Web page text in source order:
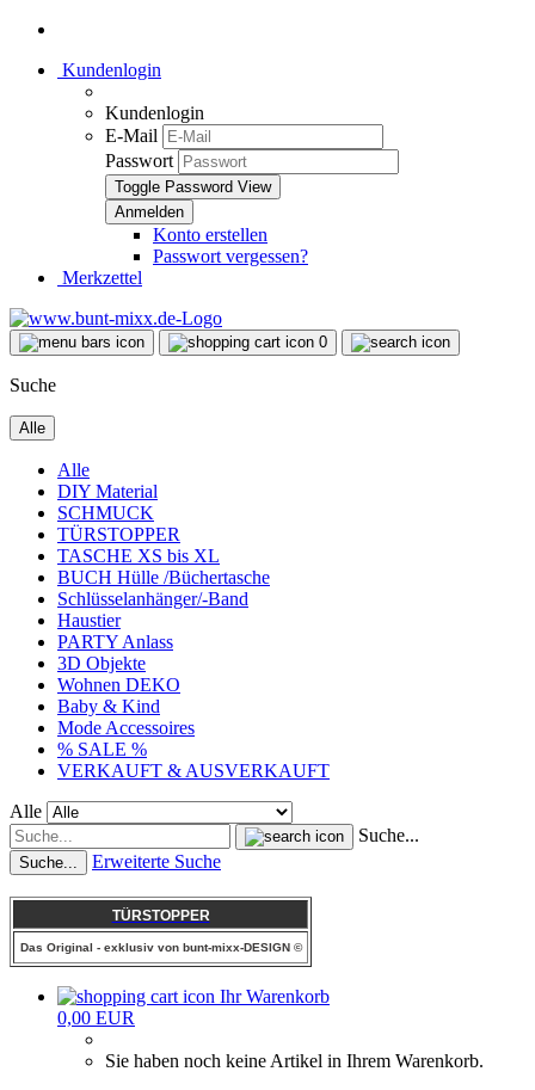
Kundenlogin
Kundenlogin
E-Mail
Passwort
Toggle Password View
Konto erstellen
Passwort vergessen?
Merkzettel
0
Suche
Alle
Alle
DIY Material
SCHMUCK
TÜRSTOPPER
TASCHE XS bis XL
BUCH Hülle /Büchertasche
Schlüsselanhänger/-Band
Haustier
PARTY Anlass
3D Objekte
Wohnen DEKO
Baby & Kind
Mode Accessoires
% SALE %
VERKAUFT & AUSVERKAUFT
Alle
Suche...
Suche... Erweiterte Suche
TÜRSTOPPER
Das Original - exklusiv von bunt-mixx-DESIGN ©
Ihr Warenkorb
0,00 EUR
Sie haben noch keine Artikel in Ihrem Warenkorb.